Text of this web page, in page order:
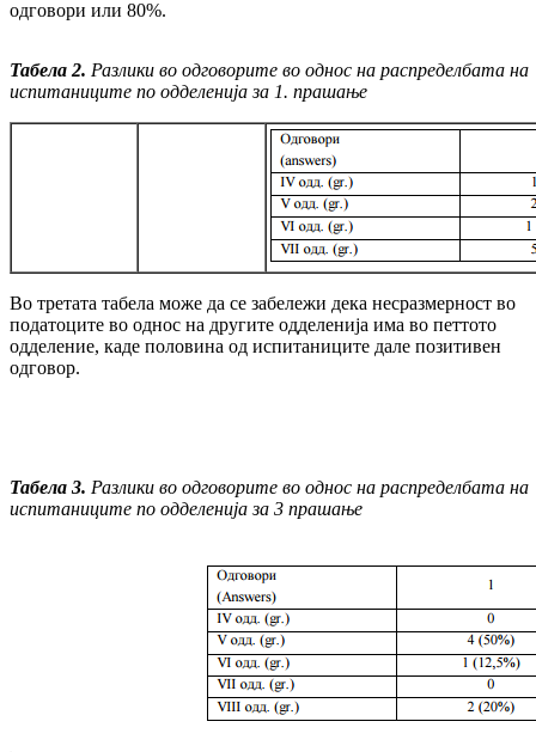
одговори или 80%.
Табела 2. Разлики во одговорите во однос на распределбата на
испитаниците по одделенија за 1. прашање
Во третата табела може да се забележи дека несразмерност во
податоците во однос на другите одделенија има во петтото
одделение, каде половина од испитаниците дале позитивен
одговор.
Табела 3. Разлики во одговорите во однос на распределбата на
испитаниците по одделенија за 3 прашање